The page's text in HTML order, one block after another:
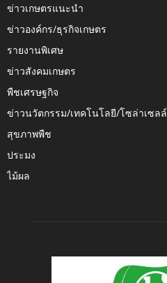
ข่าวเกษตรแนะนำ
ข่าวองค์กร/ธุรกิจเกษตร
รายงานพิเศษ
ข่าวสังคมเกษตร
พืชเศรษฐกิจ
ข่าวนวัตกรรม/เทคโนโลยี/โซล่าเซลล์
สุขภาพพืช
ประมง
ไม้ผล